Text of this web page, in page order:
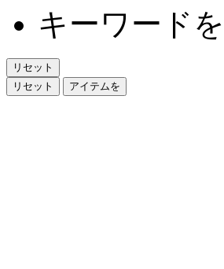
キーワード
リセット
リセット
アイテムを